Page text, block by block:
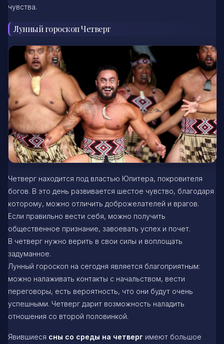
чувства.
Лунный гороскоп Четверг
Четверг находится под властью Юпитера, покровителя
богов. В это день развивается шестое чувство, благодаря
которому, можно отличить доброжелателей и врагов.
Если правильно вести себя, можно получить
общественное признание, завоевать успех и почет.
В четверг нужно верить в свои силы и воплощать
задуманное.
Лунный гороскоп на сегодня является благоприятным:
можно налаживать контакты с начальством, вести
переговоры, есть вероятность, что они будут очень
успешными. Четверг дарит возможность наладить
отношения со второй половинкой.
Явившиеся сны со среды на четверг имеют большое